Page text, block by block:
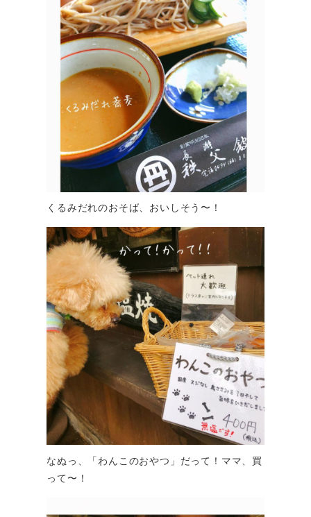
くるみだれのおそば、おいしそう〜！
なぬっ、「わんこのおやつ」だって！ママ、買
って〜！